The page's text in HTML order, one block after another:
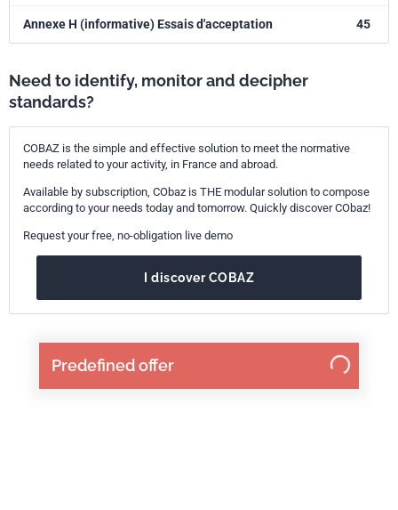
Predefined offer
Annexe H (informative) Essais d'acceptation 45
Need to identify, monitor and decipher
standards?
COBAZ is the simple and effective solution to meet the normative
needs related to your activity, in France and abroad.
Available by subscription, CObaz is THE modular solution to compose
according to your needs today and tomorrow. Quickly discover CObaz!
Request your free, no-obligation live demo
I discover COBAZ